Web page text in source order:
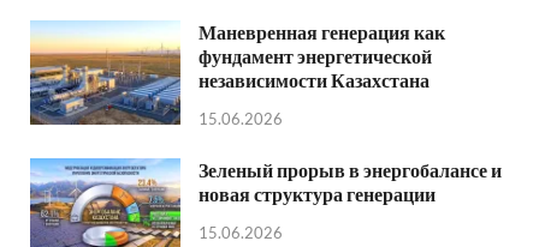
Маневренная генерация как
фундамент энергетической
независимости Казахстана
15.06.2026
Зеленый прорыв в энергобалансе и
новая структура генерации
15.06.2026